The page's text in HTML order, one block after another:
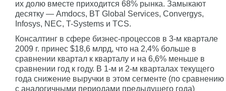
их долю вместе приходится 68% рынка. Замыкают
десятку — Amdocs, BT Global Services, Convergys,
Infosys, NEC, T-Systems и TCS.
Консалтинг в сфере бизнес-процессов в 3-м квартале
2009 г. принес $18,6 млрд, что на 2,4% больше в
сравнении квартал к кварталу и на 6,6% меньше в
сравнении год к году. В 1-м и 2-м кварталах текущего
года снижение выручки в этом сегменте (по сравнению
с аналогичными периодами предыдущего года)